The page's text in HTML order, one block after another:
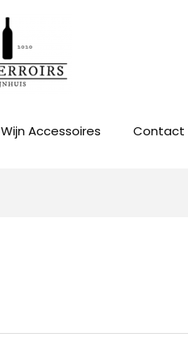
Wijn Accessoires Contact